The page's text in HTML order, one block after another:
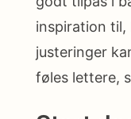
inspiration til,
justeringer
føles lettere,